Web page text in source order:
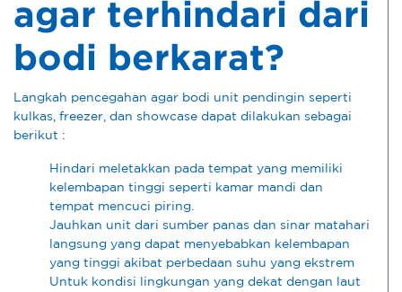
agar terhindari dari
bodi berkarat?
Langkah pencegahan agar bodi unit pendingin seperti
kulkas, freezer, dan showcase dapat dilakukan sebagai
berikut :
Hindari meletakkan pada tempat yang memiliki
kelembapan tinggi seperti kamar mandi dan
tempat mencuci piring.
Jauhkan unit dari sumber panas dan sinar matahari
langsung yang dapat menyebabkan kelembapan
yang tinggi akibat perbedaan suhu yang ekstrem
Untuk kondisi lingkungan yang dekat dengan laut